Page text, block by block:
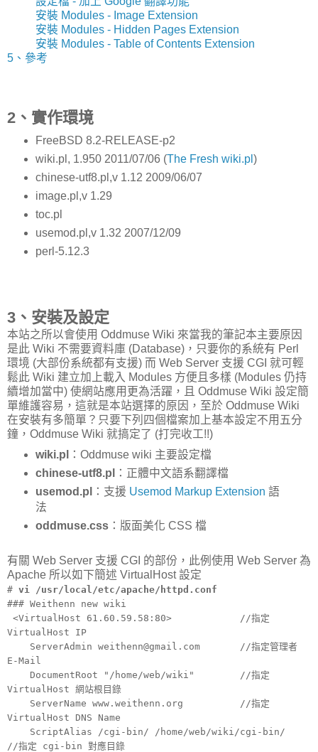
安裝 Modules - Image Extension
安裝 Modules - Hidden Pages Extension
安裝 Modules - Table of Contents Extension
5、參考
2、實作環境
FreeBSD 8.2-RELEASE-p2
wiki.pl, 1.950 2011/07/06 (The Fresh wiki.pl )
chinese-utf8.pl,v 1.12 2009/06/07
image.pl,v 1.29
toc.pl
usemod.pl,v 1.32 2007/12/09
perl-5.12.3
3、安裝及設定
本站之所以會使用 Oddmuse Wiki 來當我的筆記本主要原因
是此 Wiki 不需要資料庫 (Database)，只要你的系統有 Perl
環境 (大部份系統都有支援) 而 Web Server 支援 CGI 就可輕
鬆此 Wiki 建立加上載入 Modules 方便且多樣 (Modules 仍持
續增加當中) 使網站應用更為活躍，且 Oddmuse Wiki 設定簡
單維護容易，這就是本站選擇的原因，至於 Oddmuse Wiki
在安裝有多簡單？只要下列四個檔案加上基本設定不用五分
鐘，Oddmuse Wiki 就搞定了 (打完收工!!)
wiki.pl
：Oddmuse wiki 主要設定檔
chinese-utf8.pl
：正體中文語系翻譯檔
usemod.pl
：支援 Usemod Markup Extension 語
法
oddmuse.css：版面美化 CSS 檔
有關 Web Server 支援 CGI 的部份，此例使用 Web Server 為
Apache 所以如下簡述 VirtualHost 設定
# vi /usr/local/etc/apache/httpd.conf
### Weithenn new wiki
<VirtualHost 61.60.59.58:80> //指定
VirtualHost IP
ServerAdmin weithenn@gmail.com //指定管理者
E-Mail
DocumentRoot "/home/web/wiki" //指定
VirtualHost 網站根目錄
ServerName www.weithenn.org //指定
VirtualHost DNS Name
ScriptAlias /cgi-bin/ /home/web/wiki/cgi-bin/
//指定 cgi-bin 對應目錄